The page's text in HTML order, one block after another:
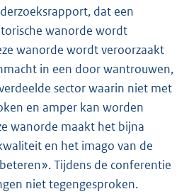
dat een
wanorde wordt
wanorde wordt veroorzaakt
in een door wantrouwen,
sector waarin niet met
en amper kan worden
wanorde maakt het bijna
en het imago van de
Tijdens de conferentie
niet tegengesproken.